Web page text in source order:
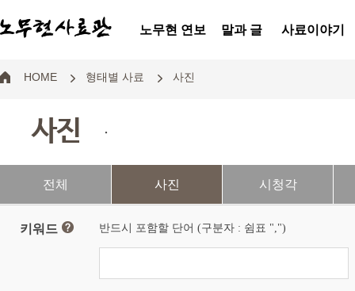
노무현 연보 말과 글 사료이야기
HOME 형태별 사료 사진
사진 .
전체 사진 시청각
키워드 반드시 포함할 단어 (구분자 : 쉼표 ",")